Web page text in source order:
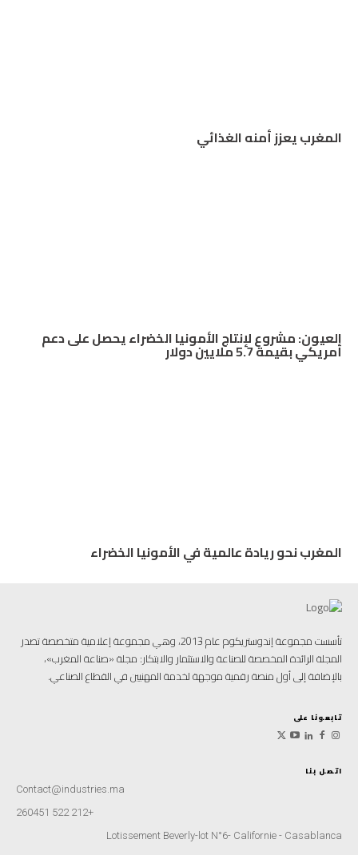
المغرب يعزز أمنه الغذائي
العيون: مشروع لإنتاج الأمونيا الخضراء يحصل على دعم
أمريكي بقيمة 5.7 ملايين دولار
المغرب نحو ريادة عالمية في الأمونيا الخضراء
اتصل بنا
Contact@industries.ma
+212 522 260451
Lotissement Beverly-lot N°6- Californie - Casablanca
تأسست مجموعة إندوستريكوم عام 2013، وهي مجموعة إعلامية متخصصة تصدر
المجلة الرائدة المخصصة للصناعة والاستثمار والابتكار: مجلة «صناعة المغرب»،
بالإضافة إلى أول منصة رقمية موجهة لخدمة المهنيين في القطاع الصناعي.
تابعونا على